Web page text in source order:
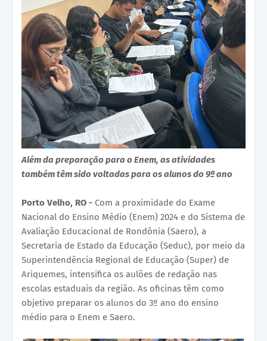
Além da preparação para o Enem, as atividades
também têm sido voltadas para os alunos do 9º ano
Porto Velho, RO - Com a proximidade do Exame
Nacional do Ensino Médio (Enem) 2024 e do Sistema de
Avaliação Educacional de Rondônia (Saero), a
Secretaria de Estado da Educação (Seduc), por meio da
Superintendência Regional de Educação (Super) de
Ariquemes, intensifica os aulões de redação nas
escolas estaduais da região. As oficinas têm como
objetivo preparar os alunos do 3º ano do ensino
médio para o Enem e Saero.